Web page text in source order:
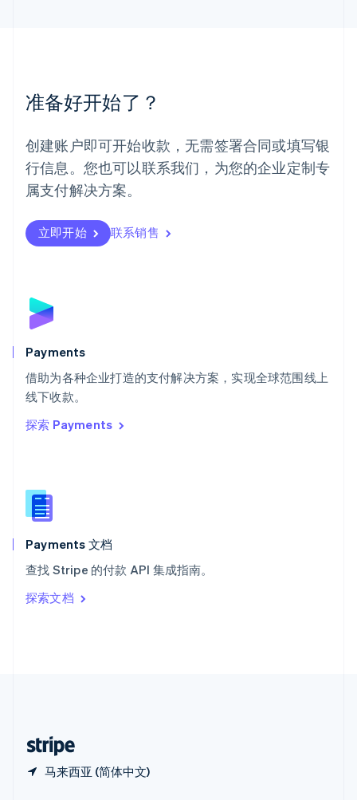
准备好开始了？
创建账户即可开始收款，无需签署合同或填写银
行信息。您也可以联系我们，为您的企业定制专
属支付解决方案。
立即开始 联系销售
Payments
借助为各种企业打造的支付解决方案，实现全球范围线上
线下收款。
探索 Payments
Payments 文档
查找 Stripe 的付款 API 集成指南。
探索文档
马来西亚 (简体中文)
挪威
葡萄牙
Português English
日本
日本語English
瑞典
瑞士
DeutschFrançais
English
斯洛文尼亚
泰国
ไทยEnglish
希腊
English
西班牙
新西兰
English
匈牙利
English
ItalianoEnglish
印度
English